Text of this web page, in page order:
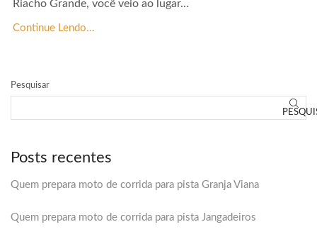
Riacho Grande, você veio ao lugar...
Continue Lendo...
Pesquisar
Posts recentes
Quem prepara moto de corrida para pista Granja Viana
Quem prepara moto de corrida para pista Jangadeiros